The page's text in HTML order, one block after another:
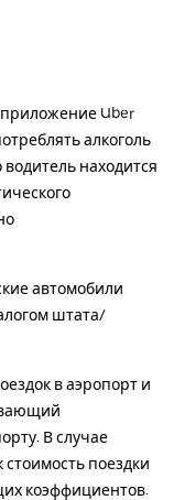
Uber
алкоголь
находится
автомобили
штата/
в аэропорт и
В случае
поездки
коэффициентов.